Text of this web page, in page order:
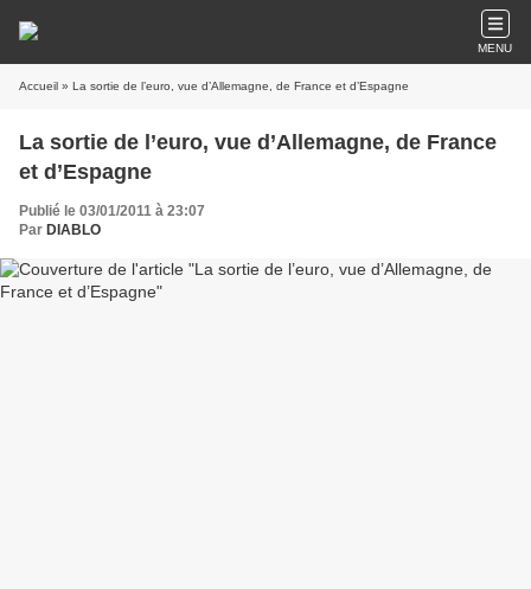
MENU
Accueil » La sortie de l’euro, vue d’Allemagne, de France et d’Espagne
La sortie de l’euro, vue d’Allemagne, de France
et d’Espagne
Publié le 03/01/2011 à 23:07
Par DIABLO